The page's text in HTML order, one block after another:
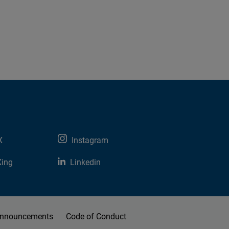
Instagram
Linkedin
Code of Conduct